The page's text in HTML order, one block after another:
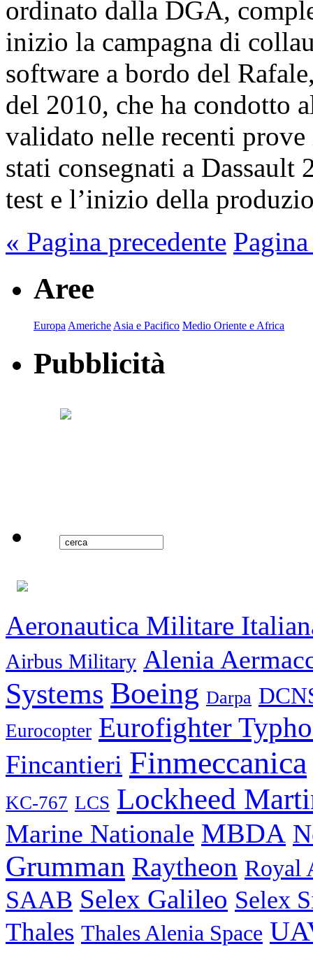
ordinato dalla DGA,
inizio la campagna di
software a bordo del
del 2010, che ha condotto
validato nelle recenti
stati consegnati a Dassault
test e l’inizio della
« Pagina precedente
Aree
Europa Americhe Asia e Pacifico Medio Oriente e Africa
Pubblicità
Aeronautica Militare
Airbus Military Alenia
Systems Boeing Darpa
Eurocopter Eurofighter
Fincantieri Finmeccanica
KC-767 LCS Lockheed
Marine Nationale MBDA
Grumman Raytheon Royal
SAAB Selex Galileo Selex
Thales Thales Alenia Space